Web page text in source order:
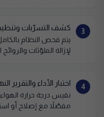
3 كشف التسرّبات
يتم فحص النظام
لإزالة الملوّثات
4 اختبار الأداء والتقرير
نقيس درجة حرارة
مفصّلاً مع إصلاح أو